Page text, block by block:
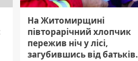
На Житомирщині
півторарічний хлопчик
пережив ніч у лісі,
загубившись від батьків.